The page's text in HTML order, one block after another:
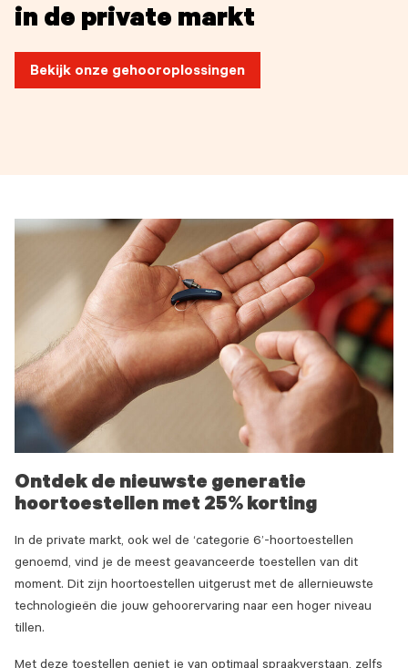
in de private markt
Bekijk onze gehooroplossingen
Ontdek de nieuwste generatie
hoortoestellen met 25% korting
In de private markt, ook wel de ‘categorie 6’-hoortoestellen
genoemd, vind je de meest geavanceerde toestellen van dit
moment. Dit zijn hoortoestellen uitgerust met de allernieuwste
technologieën die jouw gehoorervaring naar een hoger niveau
tillen.